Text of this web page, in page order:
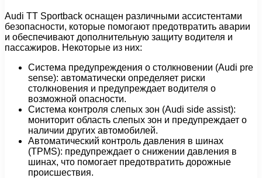
Audi TT Sportback оснащен различными ассистентами
безопасности, которые помогают предотвратить аварии
и обеспечивают дополнительную защиту водителя и
пассажиров. Некоторые из них:
Система предупреждения о столкновении (Audi pre
sense): автоматически определяет риски
столкновения и предупреждает водителя о
возможной опасности.
Система контроля слепых зон (Audi side assist):
мониторит область слепых зон и предупреждает о
наличии других автомобилей.
Автоматический контроль давления в шинах
(TPMS): предупреждает о снижении давления в
шинах, что помогает предотвратить дорожные
происшествия.